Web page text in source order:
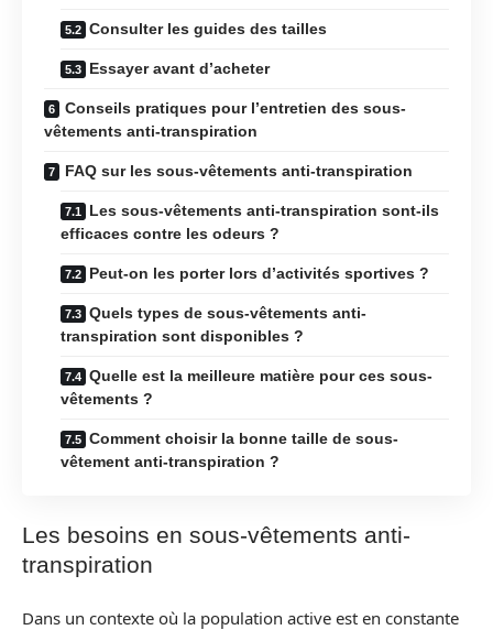
Consulter les guides des tailles
Essayer avant d’acheter
Conseils pratiques pour l’entretien des sous-
vêtements anti-transpiration
FAQ sur les sous-vêtements anti-transpiration
Les sous-vêtements anti-transpiration sont-ils
efficaces contre les odeurs ?
Peut-on les porter lors d’activités sportives ?
Quels types de sous-vêtements anti-
transpiration sont disponibles ?
Quelle est la meilleure matière pour ces sous-
vêtements ?
Comment choisir la bonne taille de sous-
vêtement anti-transpiration ?
Les besoins en sous-vêtements anti-
transpiration
Dans un contexte où la population active est en constante